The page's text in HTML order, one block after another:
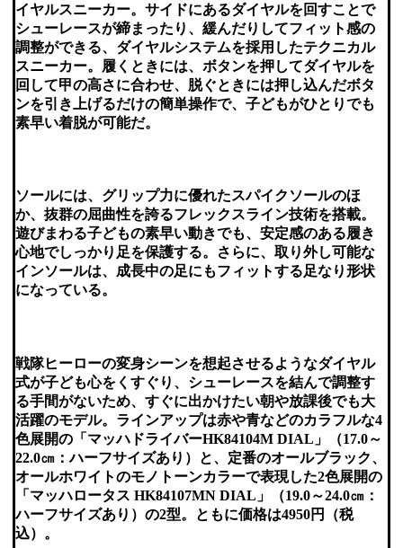
イヤルスニーカー。サイドにあるダイヤルを回すことで
シューレースが締まったり、緩んだりしてフィット感の
調整ができる、ダイヤルシステムを採用したテクニカル
スニーカー。履くときには、ボタンを押してダイヤルを
回して甲の高さに合わせ、脱ぐときには押し込んだボタ
ンを引き上げるだけの簡単操作で、子どもがひとりでも
素早い着脱が可能だ。
ソールには、グリップ力に優れたスパイクソールのほ
か、抜群の屈曲性を誇るフレックスライン技術を搭載。
遊びまわる子どもの素早い動きでも、安定感のある履き
心地でしっかり足を保護する。さらに、取り外し可能な
インソールは、成長中の足にもフィットする足なり形状
になっている。
戦隊ヒーローの変身シーンを想起させるようなダイヤル
式が子ども心をくすぐり、シューレースを結んで調整す
る手間がないため、すぐに出かけたい朝や放課後でも大
活躍のモデル。ラインアップは赤や青などのカラフルな4
色展開の「マッハドライバーHK84104M DIAL」（17.0～
22.0㎝：ハーフサイズあり）と、定番のオールブラック、
オールホワイトのモノトーンカラーで表現した2色展開の
「マッハロータス HK84107MN DIAL」（19.0～24.0㎝：
ハーフサイズあり）の2型。ともに価格は4950円（税
込）。